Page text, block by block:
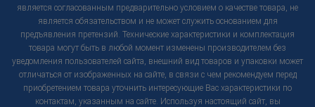
является согласованным предварительно условием о качестве товара, не
является обязательством и не может служить основанием для
предъявления претензий. Технические характеристики и комплектация
товара могут быть в любой момент изменены производителем без
уведомления пользователей сайта, внешний вид товаров и упаковки может
отличаться от изображенных на сайте, в связи с чем рекомендуем перед
приобретением товара уточнить интересующие Вас характеристики по
контактам, указанным на сайте. Используя настоящий сайт, вы